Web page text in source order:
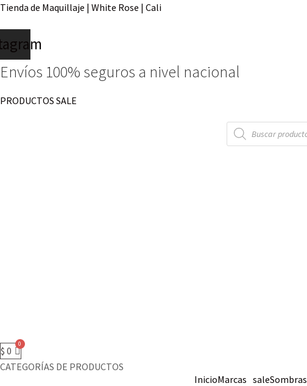
Tienda de Maquillaje | White Rose | Cali
Envíos 100% seguros a nivel nacional
PRODUCTOS SALE
Búsqueda
de
productos
$ 0
CATEGORÍAS DE PRODUCTOS
InicioMarcas saleSombras